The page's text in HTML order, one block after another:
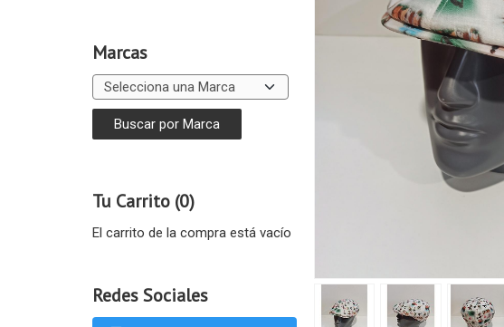
Marcas
Tu Carrito (0)
El carrito de la compra está vacío
Redes Sociales